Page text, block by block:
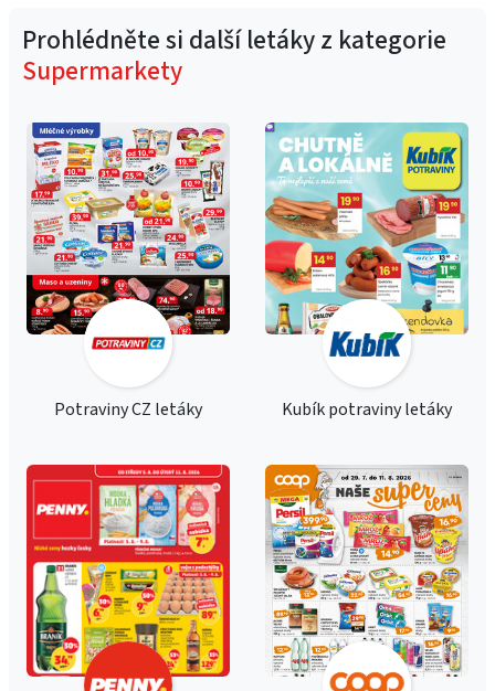
Prohlédněte si další letáky z kategorie
Supermarkety
Potraviny CZ letáky Kubík potraviny letáky